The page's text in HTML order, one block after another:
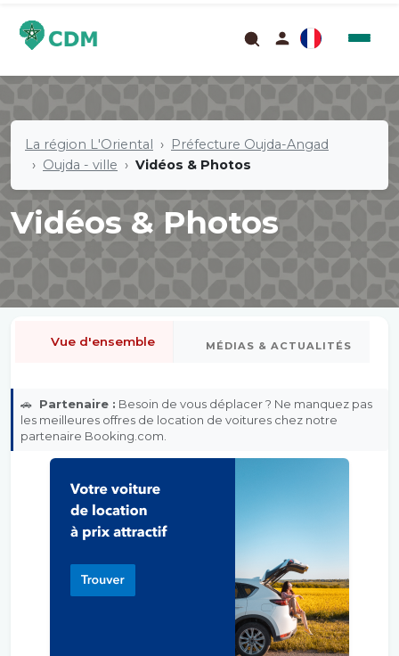
La région L'Oriental
Préfecture Oujda-Angad
Oujda - ville
Vidéos & Photos
Vidéos & Photos
Vue d'ensemble MÉDIAS & ACTUALITÉS
🚗 Partenaire : Besoin de vous déplacer ? Ne manquez pas
les meilleures offres de location de voitures chez notre
partenaire Booking.com.